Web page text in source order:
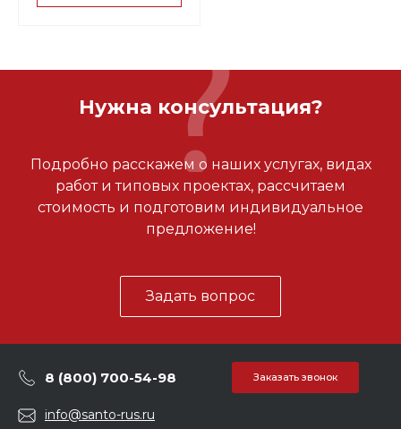
Нужна консультация?
Подробно расскажем о наших услугах, видах
работ и типовых проектах, рассчитаем
стоимость и подготовим индивидуальное
предложение!
Задать вопрос
8 (800) 700-54-98 Заказать звонок
info@santo-rus.ru